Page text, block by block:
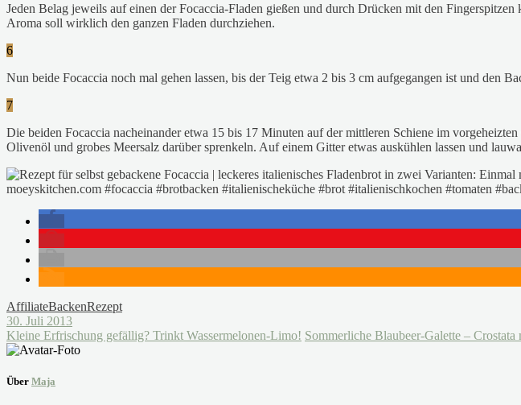
Jeden Belag jeweils auf einen der Focaccia-Fladen gießen und durch Drücken mit den
Aroma soll wirklich den ganzen Fladen durchziehen.
6
Nun beide Focaccia noch mal gehen lassen, bis der Teig etwa 2 bis 3 cm aufgegangen ist und den
7
Die beiden Focaccia nacheinander etwa 15 bis 17 Minuten auf der mittleren Schiene im
Olivenöl und grobes Meersalz darüber sprenkeln. Auf einem Gitter etwas auskühlen lassen und
AffiliateBackenRezept
30. Juli 2013
Kleine Erfrischung gefällig? Trinkt Wassermelonen-Limo! Sommerliche Blaubeer-Galette – Crostata
Über Maja